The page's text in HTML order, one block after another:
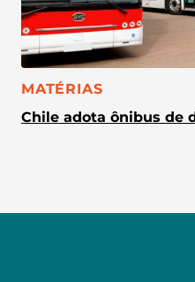
CATEGORIA:
MATÉRIAS
Chile adota ônibus de